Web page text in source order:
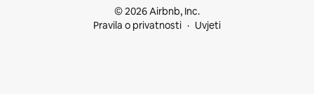
© 2026 Airbnb, Inc.
Pravila o privatnosti
Uvjeti